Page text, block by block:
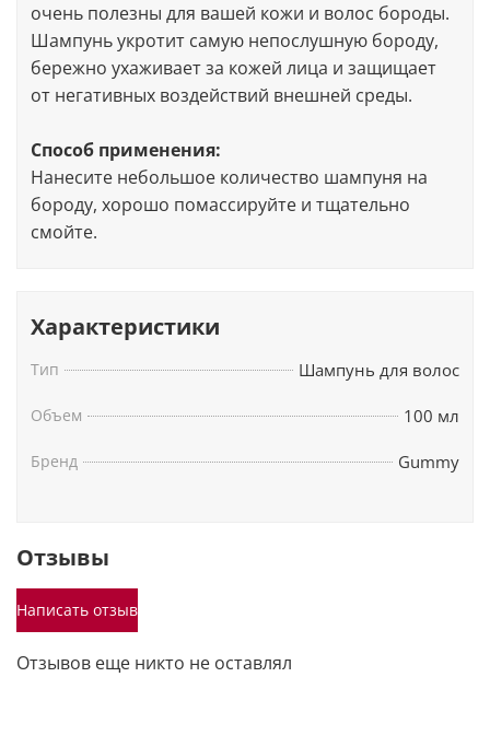
очень полезны для вашей кожи и волос бороды.
Шампунь укротит самую непослушную бороду,
бережно ухаживает за кожей лица и защищает
от негативных воздействий внешней среды.
Способ применения:
Нанесите небольшое количество шампуня на
бороду, хорошо помассируйте и тщательно
смойте.
Характеристики
Тип Шампунь для волос
Объем 100 мл
Бренд Gummy
Отзывы
Написать отзыв
Отзывов еще никто не оставлял